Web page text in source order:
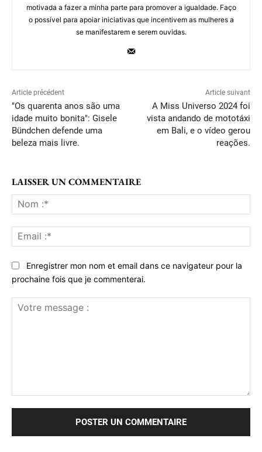
motivada a fazer a minha parte para promover a igualdade. Faço
o possível para apoiar iniciativas que incentivem as mulheres a
se manifestarem e serem ouvidas.
Article précédent
"Os quarenta anos são uma
idade muito bonita": Gisele
Bündchen defende uma
beleza mais livre.
Article suivant
A Miss Universo 2024 foi
vista andando de mototáxi
em Bali, e o vídeo gerou
reações.
LAISSER UN COMMENTAIRE
:*
:*
Enregistrer mon nom et email dans ce navigateur pour la
prochaine fois que je commenterai.